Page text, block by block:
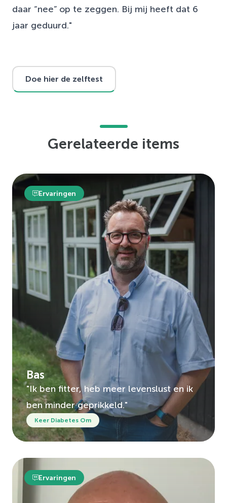
daar “nee” op te zeggen. Bij mij heeft dat 6
jaar geduurd."
Doe hier de zelftest
Gerelateerde items
Ervaringen
Bas
"Ik ben fitter, heb meer levenslust en ik
ben minder geprikkeld."
Keer Diabetes Om
Ervaringen